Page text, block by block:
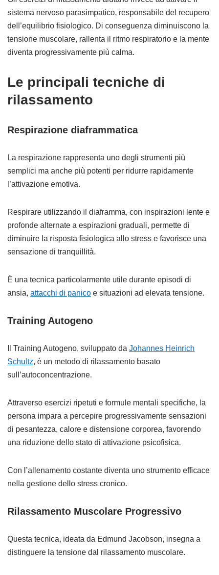
sistema nervoso parasimpatico, responsabile del recupero
dell’equilibrio fisiologico. Di conseguenza diminuiscono la
tensione muscolare, rallenta il ritmo respiratorio e la mente
diventa progressivamente più calma.
Le principali tecniche di
rilassamento
Respirazione diaframmatica
La respirazione rappresenta uno degli strumenti più
semplici ma anche più potenti per ridurre rapidamente
l’attivazione emotiva.
Respirare utilizzando il diaframma, con inspirazioni lente e
profonde alternate a espirazioni graduali, permette di
diminuire la risposta fisiologica allo stress e favorisce una
sensazione di tranquillità.
È una tecnica particolarmente utile durante episodi di
ansia, attacchi di panico e situazioni ad elevata tensione.
Training Autogeno
Il Training Autogeno, sviluppato da Johannes Heinrich
Schultz, è un metodo di rilassamento basato
sull’autoconcentrazione.
Attraverso esercizi ripetuti e formule mentali specifiche, la
persona impara a percepire progressivamente sensazioni
di pesantezza, calore e distensione corporea, favorendo
una riduzione dello stato di attivazione psicofisica.
Con l’allenamento costante diventa uno strumento efficace
nella gestione dello stress cronico.
Rilassamento Muscolare Progressivo
Questa tecnica, ideata da Edmund Jacobson, insegna a
distinguere la tensione dal rilassamento muscolare.